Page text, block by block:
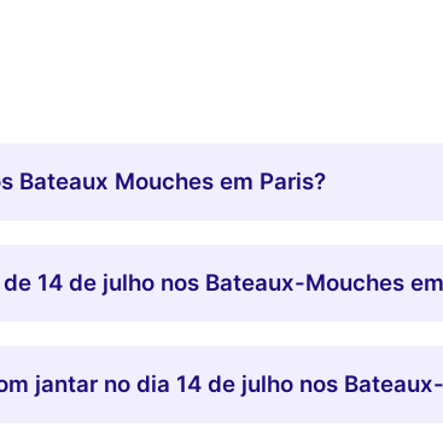
Bateaux Mouches em Paris?
14 de julho nos Bateaux-Mouches
jantar no dia 14 de julho nos